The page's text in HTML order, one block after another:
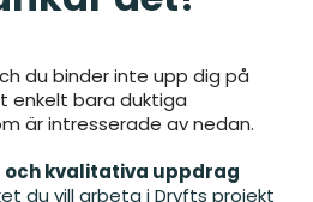
du binder inte upp dig på
enkelt bara duktiga
är intresserade av nedan.
kvalitativa uppdrag
du vill arbeta i Dryfts projekt